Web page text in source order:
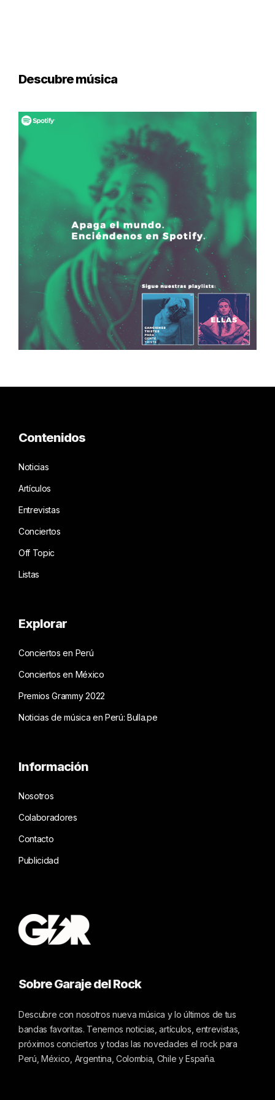
Descubre música
Contenidos
Noticias
Artículos
Entrevistas
Conciertos
Off Topic
Listas
Explorar
Conciertos en Perú
Conciertos en México
Premios Grammy 2022
Noticias de música en Perú: Bulla.pe
Información
Nosotros
Colaboradores
Contacto
Publicidad
Sobre Garaje del Rock
Descubre con nosotros nueva música y lo últimos de tus
bandas favoritas. Tenemos noticias, artículos, entrevistas,
próximos conciertos y todas las novedades el rock para
Perú, México, Argentina, Colombia, Chile y España.